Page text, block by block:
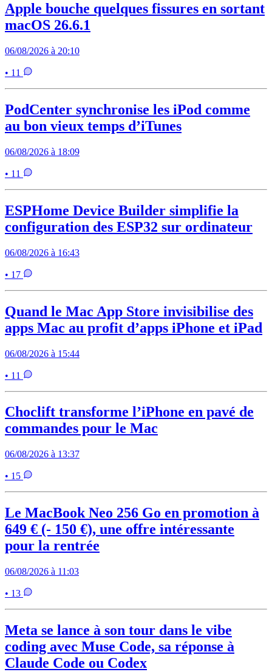
Apple bouche quelques fissures en sortant
macOS 26.6.1
06/08/2026 à 20:10
• 11
PodCenter synchronise les iPod comme
au bon vieux temps d’iTunes
06/08/2026 à 18:09
• 11
ESPHome Device Builder simplifie la
configuration des ESP32 sur ordinateur
06/08/2026 à 16:43
• 17
Quand le Mac App Store invisibilise des
apps Mac au profit d’apps iPhone et iPad
06/08/2026 à 15:44
• 11
Choclift transforme l’iPhone en pavé de
commandes pour le Mac
06/08/2026 à 13:37
• 15
Le MacBook Neo 256 Go en promotion à
649 € (- 150 €), une offre intéressante
pour la rentrée
06/08/2026 à 11:03
• 13
Meta se lance à son tour dans le vibe
coding avec Muse Code, sa réponse à
Claude Code ou Codex